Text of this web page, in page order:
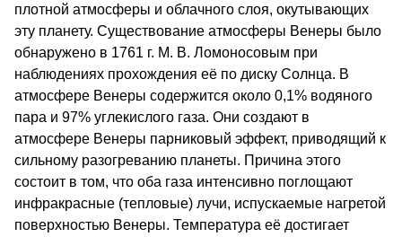
плотной атмосферы и облачного слоя, окутывающих
эту планету. Существование атмосферы Венеры было
обнаружено в 1761 г. М. В. Ломоносовым при
наблюдениях прохождения её по диску Солнца. В
атмосфере Венеры содержится около 0,1% водяного
пара и 97% углекислого газа. Они создают в
атмосфере Венеры парниковый эффект, приводящий к
сильному разогреванию планеты. Причина этого
состоит в том, что оба газа интенсивно поглощают
инфракрасные (тепловые) лучи, испускаемые нагретой
поверхностью Венеры. Температура её достигает